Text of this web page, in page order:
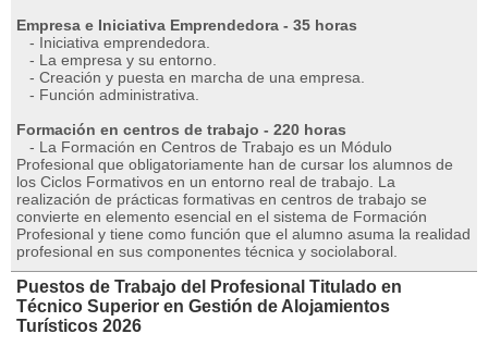
Empresa e Iniciativa Emprendedora - 35 horas
- Iniciativa emprendedora.
- La empresa y su entorno.
- Creación y puesta en marcha de una empresa.
- Función administrativa.
Formación en centros de trabajo - 220 horas
- La Formación en Centros de Trabajo es un Módulo
Profesional que obligatoriamente han de cursar los alumnos de
los Ciclos Formativos en un entorno real de trabajo. La
realización de prácticas formativas en centros de trabajo se
convierte en elemento esencial en el sistema de Formación
Profesional y tiene como función que el alumno asuma la realidad
profesional en sus componentes técnica y sociolaboral.
Puestos de Trabajo del Profesional Titulado en
Técnico Superior en Gestión de Alojamientos
Turísticos 2026